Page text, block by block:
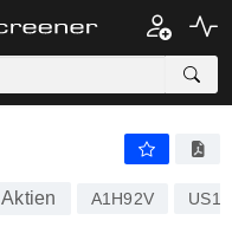
Aktien A1H92V